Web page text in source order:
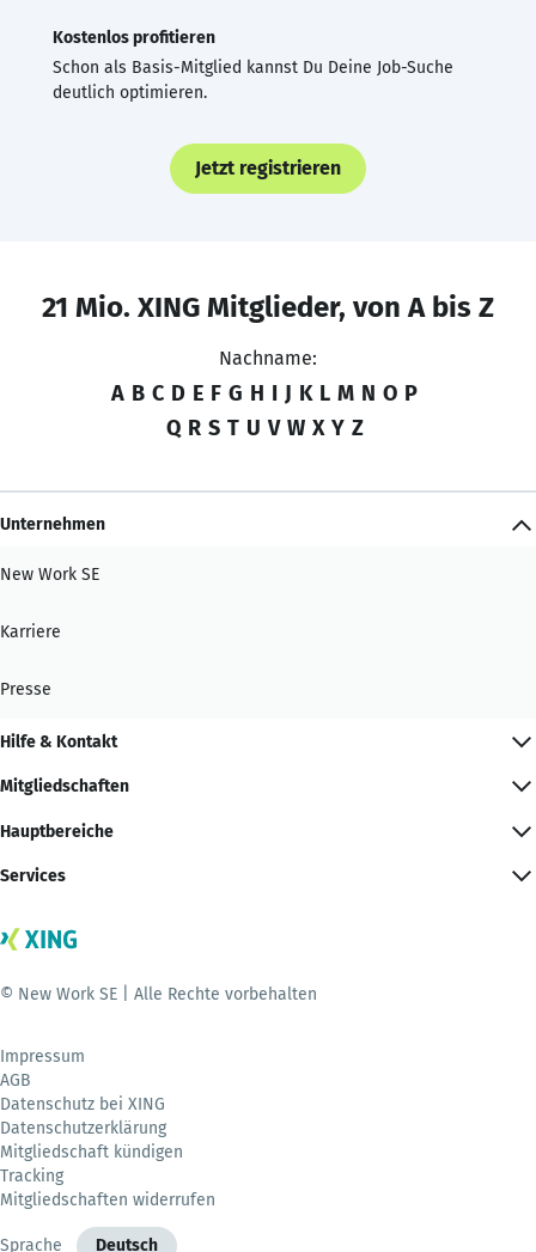
Kostenlos profitieren
Schon als Basis-Mitglied kannst Du Deine Job-Suche
deutlich optimieren.
Jetzt registrieren
21 Mio. XING Mitglieder, von A bis Z
Nachname:
A B C D E F G H I J K L M N O P
Q R S T U V W X Y Z
Unternehmen
New Work SE
Karriere
Presse
Hilfe & Kontakt
Mitgliedschaften
Hauptbereiche
Services
© New Work SE | Alle Rechte vorbehalten
Impressum
AGB
Datenschutz bei XING
Datenschutzerklärung
Mitgliedschaft kündigen
Tracking
Mitgliedschaften widerrufen
Sprache Deutsch